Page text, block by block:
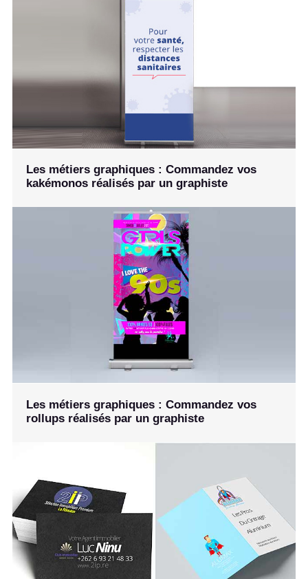
Les métiers graphiques : Commandez vos
kakémonos réalisés par un graphiste
Les métiers graphiques : Commandez vos
rollups réalisés par un graphiste